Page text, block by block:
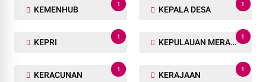
KEMENHUB
1
KEPALA DESA
1
KEPRI
1
KEPULAUAN MERANTI
1
KERACUNAN
1
KERAJAAN
1